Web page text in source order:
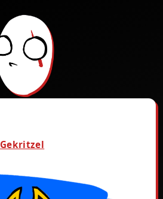
Gekritzel